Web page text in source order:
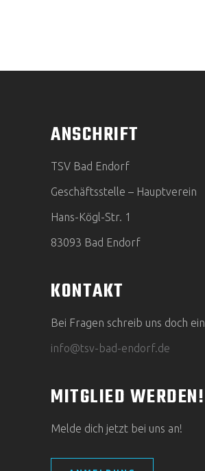
ANSCHRIFT
TSV Bad Endorf
Geschäftsstelle – Hauptverein
Hans-Kögl-Str. 1
83093 Bad Endorf
KONTAKT
Bei Fragen schreib uns doch
info@tsv-bad-endorf.de
MITGLIED WERDEN!
Melde dich jetzt bei uns an!